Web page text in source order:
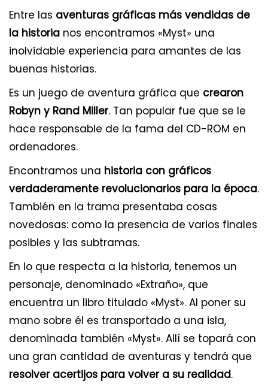
Entre las aventuras gráficas más vendidas de
la historia nos encontramos «Myst» una
inolvidable experiencia para amantes de las
buenas historias.
Es un juego de aventura gráfica que crearon
Robyn y Rand Miller. Tan popular fue que se le
hace responsable de la fama del CD-ROM en
ordenadores.
Encontramos una historia con gráficos
verdaderamente revolucionarios para la época.
También en la trama presentaba cosas
novedosas: como la presencia de varios finales
posibles y las subtramas.
En lo que respecta a la historia, tenemos un
personaje, denominado «Extraño», que
encuentra un libro titulado «Myst». Al poner su
mano sobre él es transportado a una isla,
denominada también «Myst». Allí se topará con
una gran cantidad de aventuras y tendrá que
resolver acertijos para volver a su realidad.